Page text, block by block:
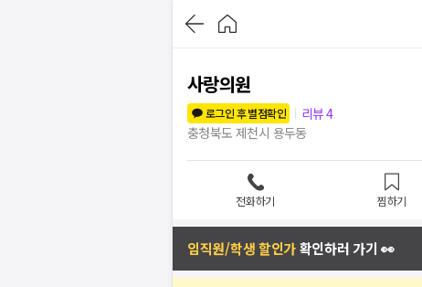
사랑의원
로그인 후 별점확인
리뷰4
충청북도 제천시 용두동
전화하기 찜하기
임직원/학생 할인가확인하러 가기 👀